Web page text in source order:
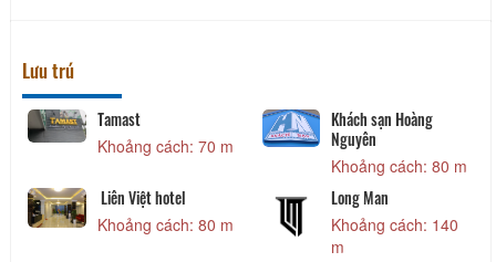
Lưu trú
Tamast
Khoảng cách: 70 m
Khách sạn Hoàng
Nguyên
Khoảng cách: 80 m
Liên Việt hotel
Khoảng cách: 80 m
Long Man
Khoảng cách: 140
m